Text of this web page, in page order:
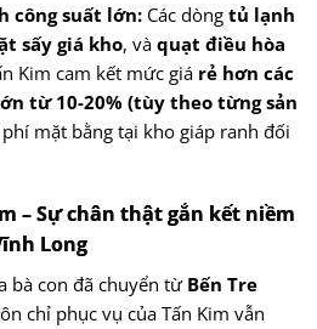
công suất lớn:Các dòng tủ lạnh
sấy giá kho, và quạt điều hòa
Kim cam kết mức giá rẻ hơn các
từ 10-20% (tùy theo từng sản
mặt bằng tại kho giáp ranh đối
– Sự chân thật gắn kết niềm
Long
bà con đã chuyển từ Bến Tre
chỉ phục vụ của Tấn Kim vẫn